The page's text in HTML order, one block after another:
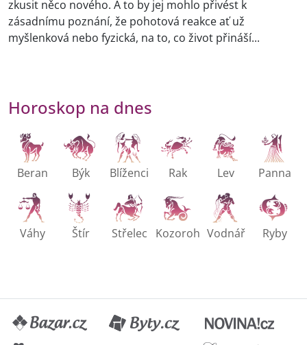
zkusit něco nového. A to by jej mohlo přivést k
zásadnímu poznání, že pohotová reakce ať už
myšlenková nebo fyzická, na to, co život přináší...
Horoskop na dnes
Beran Býk Blíženci Rak Lev Panna
Váhy Štír Střelec Kozoroh Vodnář Ryby